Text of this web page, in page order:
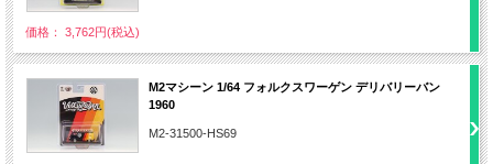
価格： 3,762円(税込)
M2マシーン 1/64 フォルクスワーゲン デリバリーバン
1960
M2-31500-HS69